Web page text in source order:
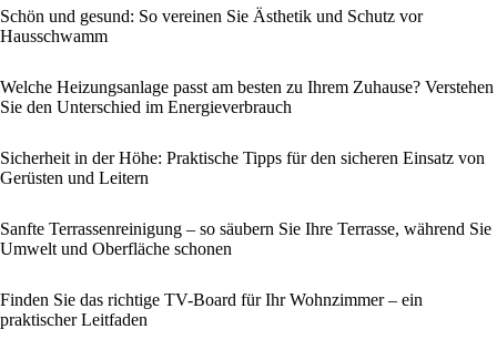
Schön und gesund: So vereinen Sie Ästhetik und Schutz vor
Hausschwamm
Welche Heizungsanlage passt am besten zu Ihrem Zuhause? Verstehen
Sie den Unterschied im Energieverbrauch
Sicherheit in der Höhe: Praktische Tipps für den sicheren Einsatz von
Gerüsten und Leitern
Sanfte Terrassenreinigung – so säubern Sie Ihre Terrasse, während Sie
Umwelt und Oberfläche schonen
Finden Sie das richtige TV-Board für Ihr Wohnzimmer – ein
praktischer Leitfaden